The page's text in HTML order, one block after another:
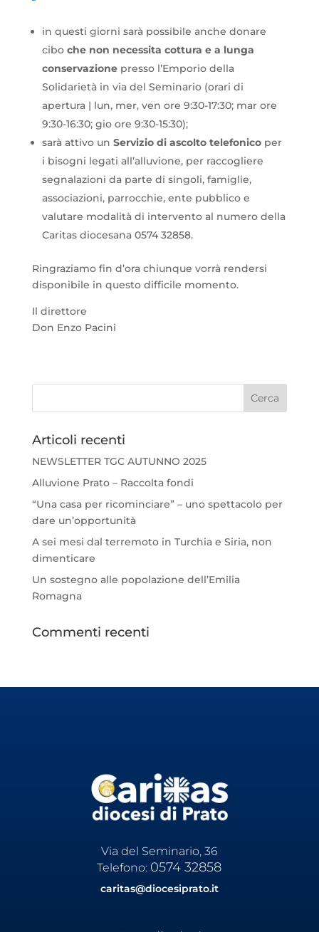
in questi giorni sarà possibile anche donare
cibo che non necessita cottura e a lunga
conservazionepresso l’Emporio della
Solidarietà in via del Seminario (orari di
apertura | lun, mer, ven ore 9:30-17:30; mar ore
9:30-16:30; gio ore 9:30-15:30);
sarà attivo un Servizio di ascolto telefonico per
i bisogni legati all’alluvione, per raccogliere
segnalazioni da parte di singoli, famiglie,
associazioni, parrocchie, ente pubblico e
valutare modalità di intervento al numero della
Caritas diocesana 0574 32858.
Ringraziamo fin d’ora chiunque vorrà rendersi
disponibile in questo difficile momento.
Il direttore
Don Enzo Pacini
Articoli recenti
NEWSLETTER TGC AUTUNNO 2025
Alluvione Prato – Raccolta fondi
“Una casa per ricominciare” – uno spettacolo per
dare un’opportunità
A sei mesi dal terremoto in Turchia e Siria, non
dimenticare
Un sostegno alle popolazione dell’Emilia
Romagna
Commenti recenti
Via del Seminario, 36
Telefono: 0574 32858
caritas@diocesiprato.it